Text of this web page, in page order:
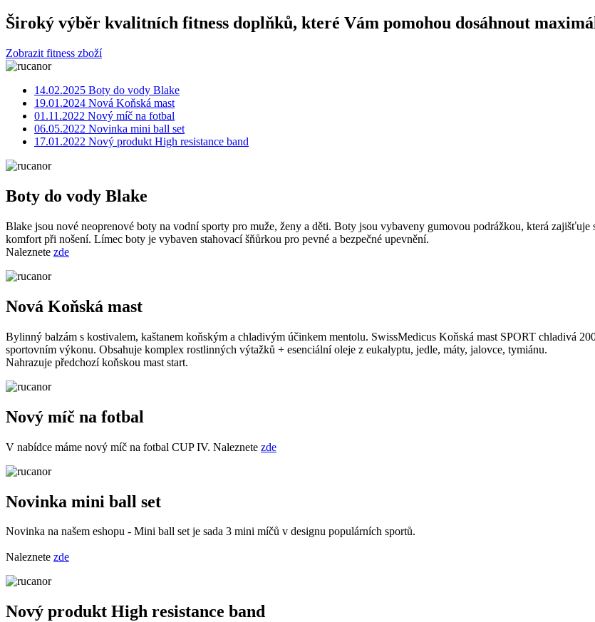
Široký výběr kvalitních fitness doplňků, které Vám pomohou dosáhnout
Zobrazit fitness zboží
14.02.2025 Boty do vody Blake
19.01.2024 Nová Koňská mast
01.11.2022 Nový míč na fotbal
06.05.2022 Novinka mini ball set
17.01.2022 Nový produkt High resistance band
Boty do vody Blake
Blake jsou nové neoprenové boty na vodní sporty pro muže, ženy a děti. Boty jsou vybaveny gumovou podrážkou, která
komfort při nošení. Límec boty je vybaven stahovací šňůrkou pro pevné a bezpečné upevnění.
Naleznete zde
Nová Koňská mast
Bylinný balzám s kostivalem, kaštanem koňským a chladivým účinkem mentolu. SwissMedicus Koňská mast SPORT chladivá
sportovním výkonu. Obsahuje komplex rostlinných výtažků + esenciální oleje z eukalyptu, jedle, máty, jalovce, tymiánu.
Nahrazuje předchozí koňskou mast start.
Nový míč na fotbal
V nabídce máme nový míč na fotbal CUP IV. Naleznete zde
Novinka mini ball set
Novinka na našem eshopu - Mini ball set je sada 3 mini míčů v designu populárních sportů.
Naleznete zde
Nový produkt High resistance band